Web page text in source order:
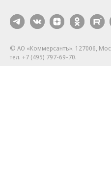
© АО «Коммерсантъ». 127006,
тел. +7 (495) 797-69-70.